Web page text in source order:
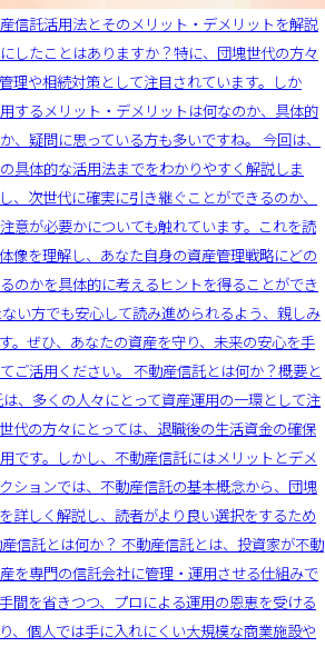
信託活用法とそのメリット・デメリットを解説
したことはありますか？特に、団塊世代の方々
理や相続対策として注目されています。しか
するメリット・デメリットは何なのか、具体的
、疑問に思っている方も多いですね。 今回は、
具体的な活用法までをわかりやすく解説しま
、次世代に確実に引き継ぐことができるのか、
意が必要かについても触れています。これを読
像を理解し、あなた自身の資産管理戦略にどの
のかを具体的に考えるヒントを得ることができ
い方でも安心して読み進められるよう、親しみ
。ぜひ、あなたの資産を守り、未来の安心を手
ご活用ください。 不動産信託とは何か？概要と
、多くの人々にとって資産運用の一環として注
代の方々にとっては、退職後の生活資金の確保
です。しかし、不動産信託にはメリットとデメ
ションでは、不動産信託の基本概念から、団塊
詳しく解説し、読者がより良い選択をするため
信託とは何か？ 不動産信託とは、投資家が不動
を専門の信託会社に管理・運用させる仕組みで
間を省きつつ、プロによる運用の恩恵を受ける
、個人では手に入れにくい大規模な商業施設や